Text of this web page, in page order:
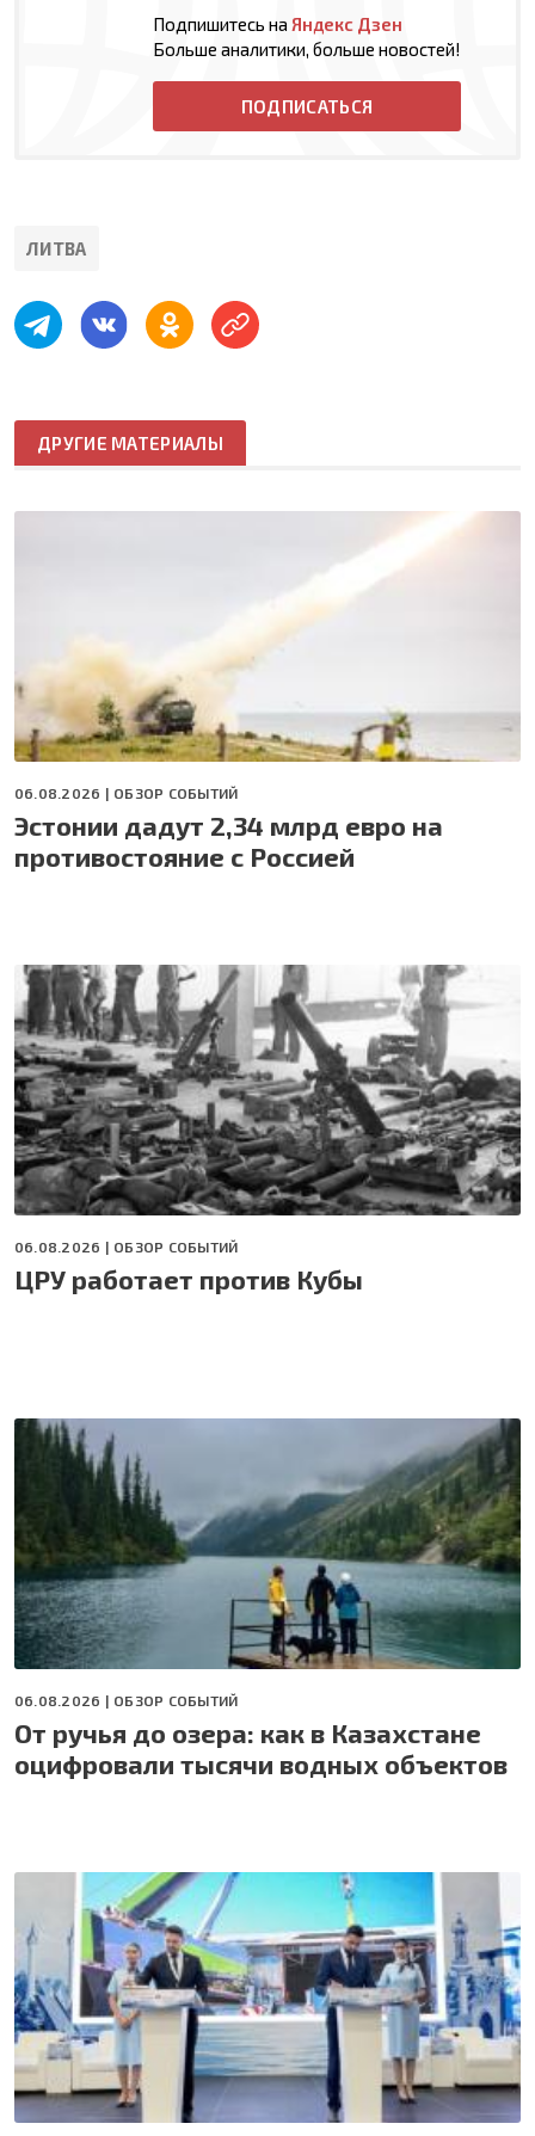
Подпишитесь на Яндекс Дзен
Больше аналитики, больше новостей!
ПОДПИСАТЬСЯ
ЛИТВА
ДРУГИЕ МАТЕРИАЛЫ
06.08.2026 | ОБЗОР СОБЫТИЙ
Эстонии дадут 2,34 млрд евро на
противостояние с Россией
06.08.2026 | ОБЗОР СОБЫТИЙ
ЦРУ работает против Кубы
06.08.2026 | ОБЗОР СОБЫТИЙ
От ручья до озера: как в Казахстане
оцифровали тысячи водных объектов